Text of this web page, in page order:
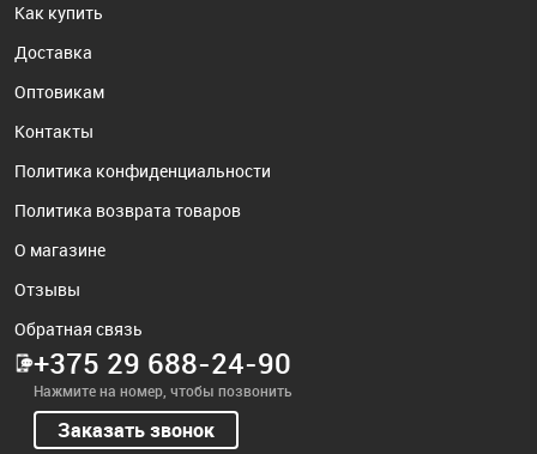
Как купить
Доставка
Оптовикам
Контакты
Политика конфиденциальности
Политика возврата товаров
О магазине
Отзывы
Обратная связь
+375 29 688-24-90
Нажмите на номер, чтобы позвонить
Заказать звонок